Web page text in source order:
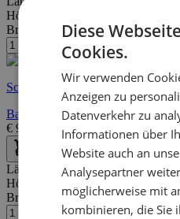
Höhe:
Breite/Tiefe:18 cm
Schnelle Lieferung
Badezimmerregal Malvo 30cm -
€ 98,95 145,00
Länge:
40 cm
Höhe:
Breite/Tiefe:22 cm
Diese
Cookies.
Wir verwenden
Anzeigen zu
Datenverkehr zu
Informationen über
Website auch an
Analysepartner
möglicherweise mit
kombinieren, die Sie